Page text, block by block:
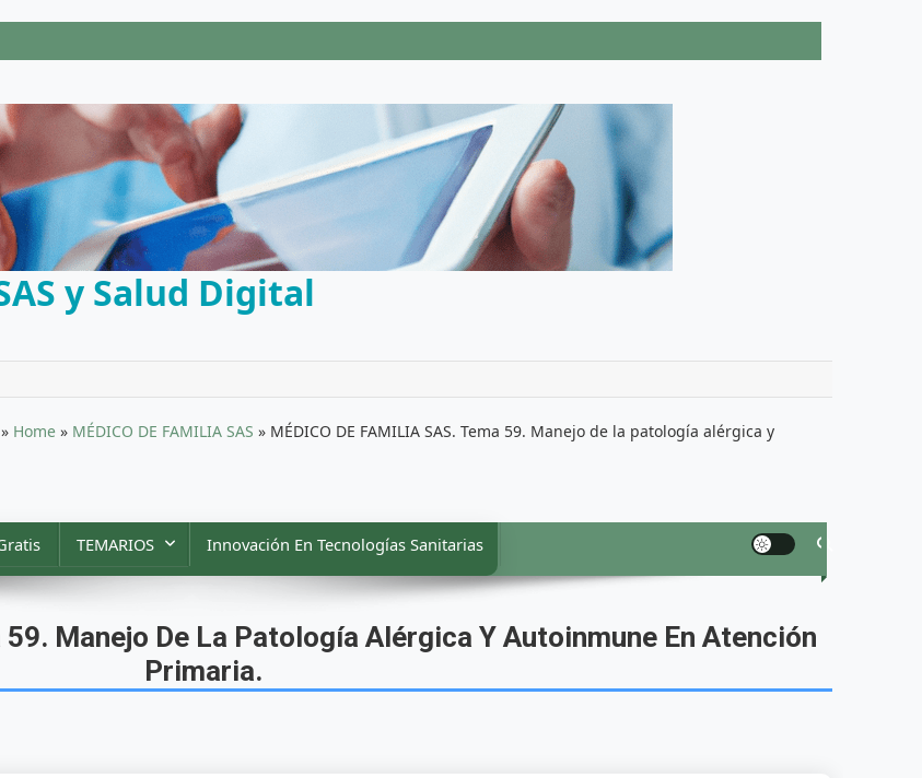
y Salud Digital
» Home » MÉDICO DE FAMILIA SAS » MÉDICO DE FAMILIA SAS. Tema 59. Manejo de la patología alérgica y
TEMARIOS Innovación En Tecnologías Sanitarias
59. Manejo De La Patología Alérgica Y Autoinmune En Atención
Primaria.